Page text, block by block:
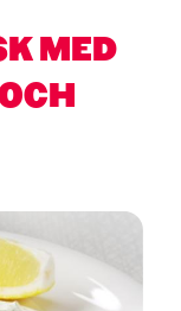
MED